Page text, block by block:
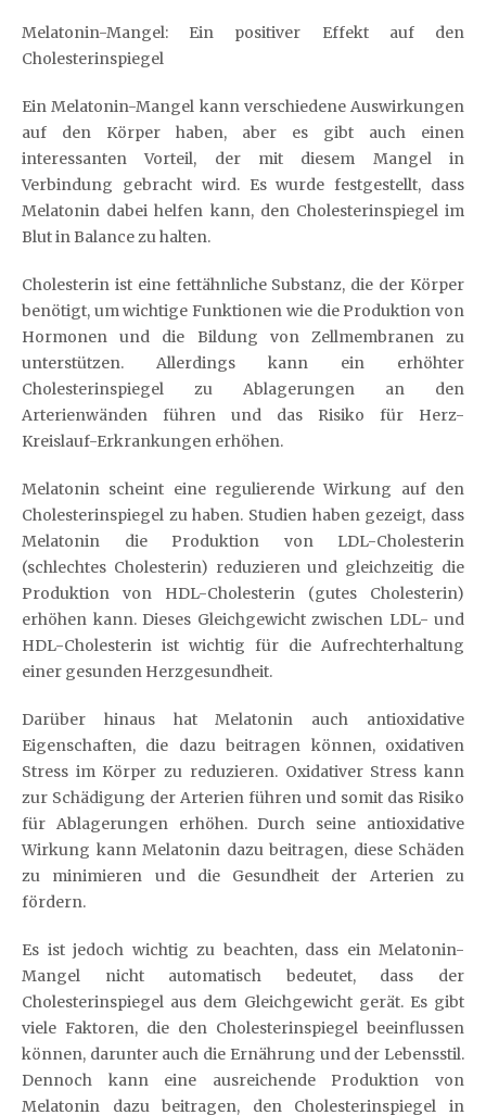
Melatonin-Mangel: Ein positiver Effekt auf den
Cholesterinspiegel
Ein Melatonin-Mangel kann verschiedene Auswirkungen
auf den Körper haben, aber es gibt auch einen
interessanten Vorteil, der mit diesem Mangel in
Verbindung gebracht wird. Es wurde festgestellt, dass
Melatonin dabei helfen kann, den Cholesterinspiegel im
Blut in Balance zu halten.
Cholesterin ist eine fettähnliche Substanz, die der Körper
benötigt, um wichtige Funktionen wie die Produktion von
Hormonen und die Bildung von Zellmembranen zu
unterstützen. Allerdings kann ein erhöhter
Cholesterinspiegel zu Ablagerungen an den
Arterienwänden führen und das Risiko für Herz-
Kreislauf-Erkrankungen erhöhen.
Melatonin scheint eine regulierende Wirkung auf den
Cholesterinspiegel zu haben. Studien haben gezeigt, dass
Melatonin die Produktion von LDL-Cholesterin
(schlechtes Cholesterin) reduzieren und gleichzeitig die
Produktion von HDL-Cholesterin (gutes Cholesterin)
erhöhen kann. Dieses Gleichgewicht zwischen LDL- und
HDL-Cholesterin ist wichtig für die Aufrechterhaltung
einer gesunden Herzgesundheit.
Darüber hinaus hat Melatonin auch antioxidative
Eigenschaften, die dazu beitragen können, oxidativen
Stress im Körper zu reduzieren. Oxidativer Stress kann
zur Schädigung der Arterien führen und somit das Risiko
für Ablagerungen erhöhen. Durch seine antioxidative
Wirkung kann Melatonin dazu beitragen, diese Schäden
zu minimieren und die Gesundheit der Arterien zu
fördern.
Es ist jedoch wichtig zu beachten, dass ein Melatonin-
Mangel nicht automatisch bedeutet, dass der
Cholesterinspiegel aus dem Gleichgewicht gerät. Es gibt
viele Faktoren, die den Cholesterinspiegel beeinflussen
können, darunter auch die Ernährung und der Lebensstil.
Dennoch kann eine ausreichende Produktion von
Melatonin dazu beitragen, den Cholesterinspiegel in